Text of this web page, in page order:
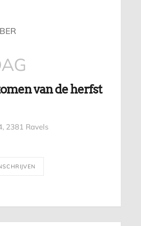
van de herfst
2381 Ravels